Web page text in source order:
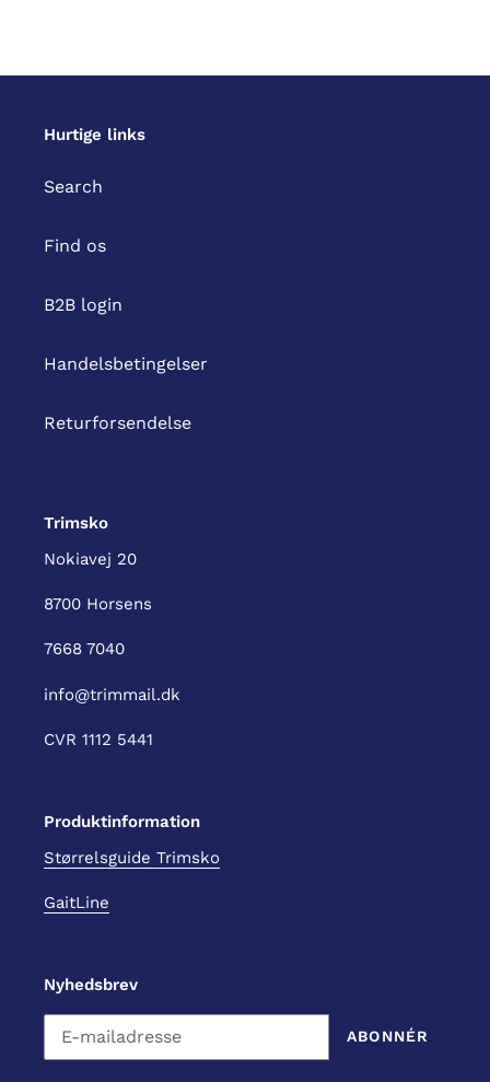
Hurtige links
Search
Find os
B2B login
Handelsbetingelser
Returforsendelse
Trimsko
Nokiavej 20
8700 Horsens
7668 7040
info@trimmail.dk
CVR 1112 5441
Produktinformation
Størrelsguide Trimsko
GaitLine
Nyhedsbrev
ABONNÉR